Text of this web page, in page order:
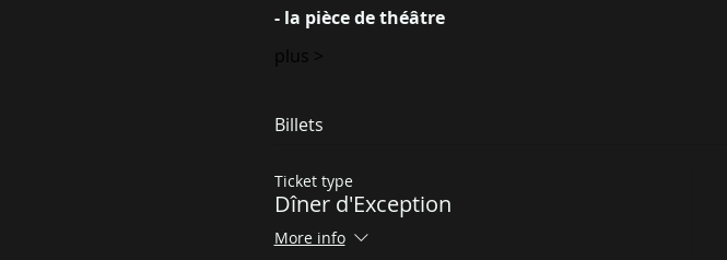
- la pièce de théâtre
plus >
Billets
Ticket type
Dîner d'Exception
More info